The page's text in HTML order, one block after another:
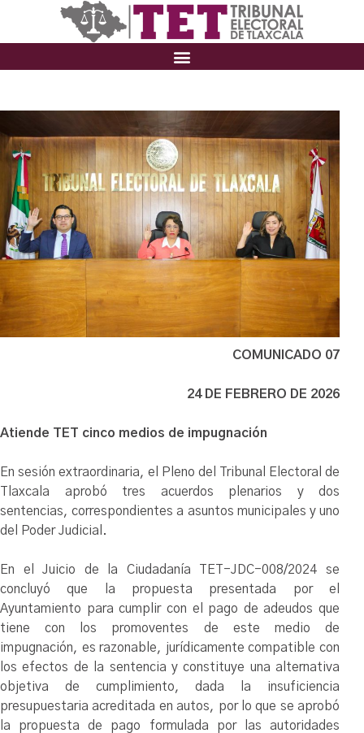
COMUNICADO 07
24 DE FEBRERO DE 2026
Atiende TET cinco medios de impugnación
En sesión extraordinaria, el Pleno del Tribunal Electoral de
Tlaxcala aprobó tres acuerdos plenarios y dos
sentencias, correspondientes a asuntos municipales y uno
del Poder Judicial.
En el Juicio de la Ciudadanía TET-JDC-008/2024 se
concluyó que la propuesta presentada por el
Ayuntamiento para cumplir con el pago de adeudos que
tiene con los promoventes de este medio de
impugnación, es razonable, jurídicamente compatible con
los efectos de la sentencia y constituye una alternativa
objetiva de cumplimiento, dada la insuficiencia
presupuestaria acreditada en autos, por lo que se aprobó
la propuesta de pago formulada por las autoridades